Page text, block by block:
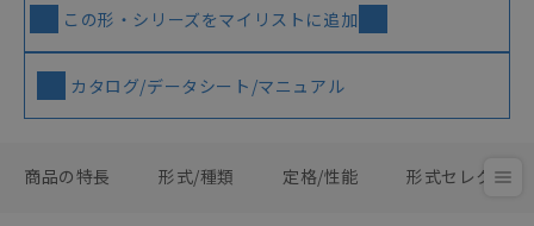
この形・シリーズをマイリストに追加
カタログ/データシート/マニュアル
商品の特長 形式/種類 定格/性能 形式セレクタ